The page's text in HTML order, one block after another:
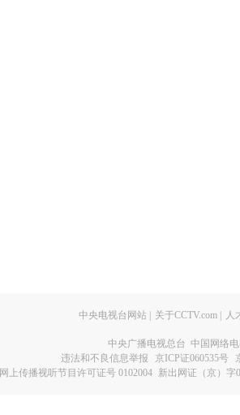
中央电视台网站 关于CCTV.com 人
中央广播电视总台 中国网络
违法和不良信息举报
京ICP证060535号
网上传播视听节目许可证号 0102004 新出网证（京）